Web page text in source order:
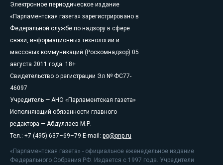
Электронное периодическое издание
«Парламентская газета» зарегистрировано в
Федеральной службе по надзору в сфере
связи, информационных технологий и
массовых коммуникаций (Роскомнадзор) 05
августа 2011 года. 18+
Свидетельство о регистрации Эл № ФС77-
46097
Учредитель — АНО «Парламентская газета»
Исполняющий обязанности главного
редактора — Абдуллаев М.Р.
Тел.: +7 (495) 637–69–79 E-mail: pg@pnp.ru
«Парламентская газета» - официальное еженедельное издание
Федерального Собрания РФ. Издается с 1997 года. Учредители